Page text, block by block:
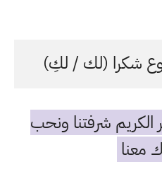
شكرا (لك / لكِ)
الكريم شرفتنا ونحب
معنا